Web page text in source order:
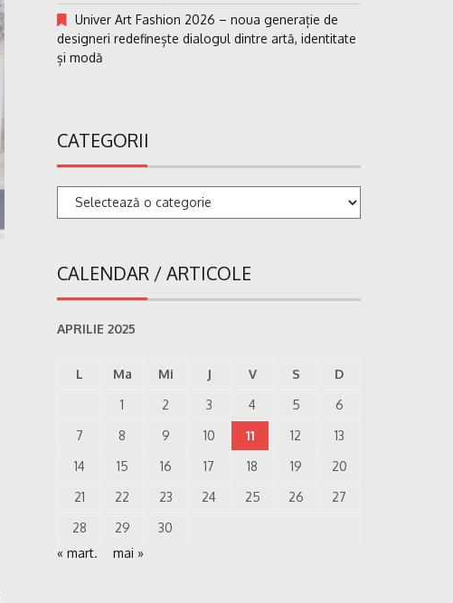
Univer Art Fashion 2026 – noua generație de
designeri redefinește dialogul dintre artă, identitate
și modă
CATEGORII
Categorii
CALENDAR / ARTICOLE
APRILIE 2025
L Ma Mi J V S
D
1
2 3 4 5
6
7
8 9 10 11 12
13
14
15 16 17 18 19
20
21
22 23 24 25 26
27
28
29
30
« mart.
mai »